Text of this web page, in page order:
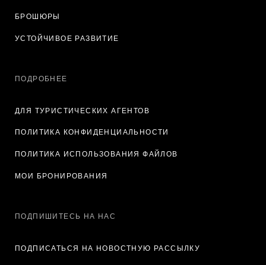
БРОШЮРЫ
УСТОЙЧИВОЕ РАЗВИТИЕ
ПОДРОБНЕЕ
ДЛЯ ТУРИСТИЧЕСКИХ АГЕНТОВ
ПОЛИТИКА КОНФИДЕНЦИАЛЬНОСТИ
ПОЛИТИКА ИСПОЛЬЗОВАНИЯ ФАЙЛОВ
МОИ БРОНИРОВАНИЯ
ПОДПИШИТЕСЬ НА НАС
ПОДПИСАТЬСЯ НА НОВОСТНУЮ РАССЫЛКУ